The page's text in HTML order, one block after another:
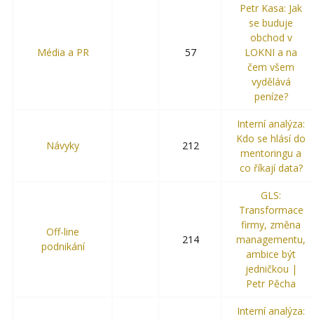
Média a PR 57
Petr Kasa: Jak
se buduje
obchod v
LOKNI a na
čem všem
vydělává
peníze?
Návyky 212
Interní analýza:
Kdo se hlásí do
mentoringu a
co říkají data?
Off-line
podnikání
214
GLS:
Transformace
firmy, změna
managementu,
ambice být
jedničkou |
Petr Pěcha
Interní analýza: